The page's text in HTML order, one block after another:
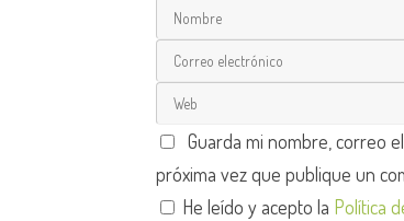
Guarda mi nombre, correo
próxima vez que publique un
He leído y acepto la Política